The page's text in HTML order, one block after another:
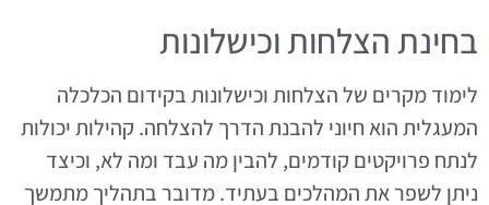
בחינת הצלחות וכישלונות
לימוד מקרים של הצלחות וכישלונות בקידום הכלכלה
המעגלית הוא חיוני להבנת הדרך להצלחה. קהילות יכולות
לנתח פרויקטים קודמים, להבין מה עבד ומה לא, וכיצד
ניתן לשפר את המהלכים בעתיד. מדובר בתהליך מתמשך